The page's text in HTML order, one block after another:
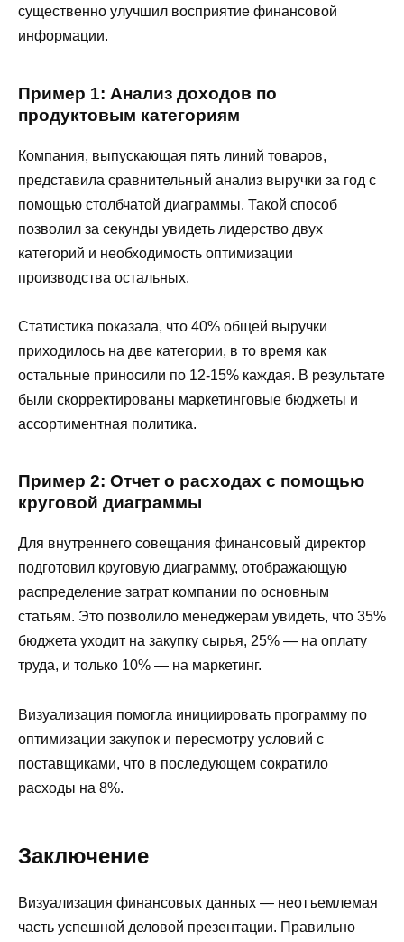
существенно улучшил восприятие финансовой
информации.
Пример 1: Анализ доходов по
продуктовым категориям
Компания, выпускающая пять линий товаров,
представила сравнительный анализ выручки за год с
помощью столбчатой диаграммы. Такой способ
позволил за секунды увидеть лидерство двух
категорий и необходимость оптимизации
производства остальных.
Статистика показала, что 40% общей выручки
приходилось на две категории, в то время как
остальные приносили по 12-15% каждая. В результате
были скорректированы маркетинговые бюджеты и
ассортиментная политика.
Пример 2: Отчет о расходах с помощью
круговой диаграммы
Для внутреннего совещания финансовый директор
подготовил круговую диаграмму, отображающую
распределение затрат компании по основным
статьям. Это позволило менеджерам увидеть, что 35%
бюджета уходит на закупку сырья, 25% — на оплату
труда, и только 10% — на маркетинг.
Визуализация помогла инициировать программу по
оптимизации закупок и пересмотру условий с
поставщиками, что в последующем сократило
расходы на 8%.
Заключение
Визуализация финансовых данных — неотъемлемая
часть успешной деловой презентации. Правильно